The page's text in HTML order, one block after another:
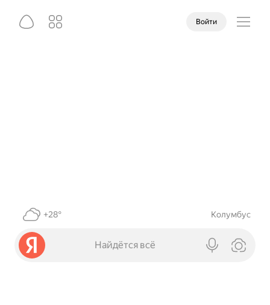
Войти
+28° Колумбус
Найдётся всё